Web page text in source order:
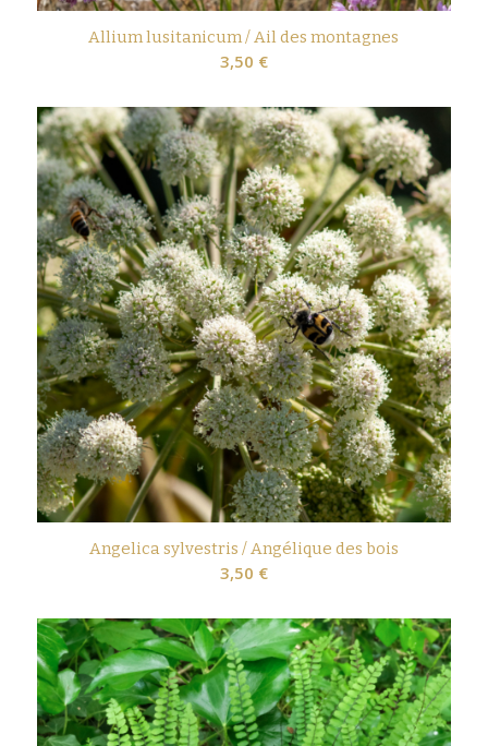
Allium lusitanicum / Ail des montagnes
3,50 €
Angelica sylvestris / Angélique des bois
3,50 €